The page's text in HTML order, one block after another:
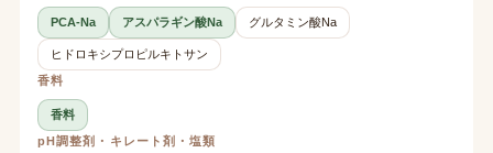
PCA-Na アスパラギン酸Na グルタミン酸Na
ヒドロキシプロピルキトサン
香料
香料
pH調整剤・キレート剤・塩類